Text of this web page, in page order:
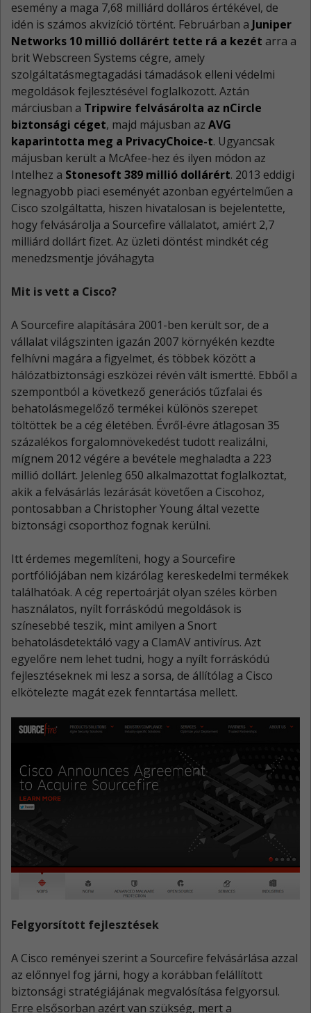
esemény a maga 7,68 milliárd dolláros értékével, de
idén is számos akvizíció történt. Februárban a Juniper
Networks 10 millió dollárért tette rá a kezét arra a
brit Webscreen Systems cégre, amely
szolgáltatásmegtagadási támadások elleni védelmi
megoldások fejlesztésével foglalkozott. Aztán
márciusban a Tripwire felvásárolta az nCircle
biztonsági céget, majd májusban az AVG
kaparintotta meg a PrivacyChoice-t. Ugyancsak
májusban került a McAfee-hez és ilyen módon az
Intelhez a Stonesoft 389 millió dollárért. 2013 eddigi
legnagyobb piaci eseményét azonban egyértelműen a
Cisco szolgáltatta, hiszen hivatalosan is bejelentette,
hogy felvásárolja a Sourcefire vállalatot, amiért 2,7
milliárd dollárt fizet. Az üzleti döntést mindkét cég
menedzsmentje jóváhagyta
Mit is vett a Cisco?
A Sourcefire alapítására 2001-ben került sor, de a
vállalat világszinten igazán 2007 környékén kezdte
felhívni magára a figyelmet, és többek között a
hálózatbiztonsági eszközei révén vált ismertté. Ebből a
szempontból a következő generációs tűzfalai és
behatolásmegelőző termékei különös szerepet
töltöttek be a cég életében. Évről-évre átlagosan 35
százalékos forgalomnövekedést tudott realizálni,
mígnem 2012 végére a bevétele meghaladta a 223
millió dollárt. Jelenleg 650 alkalmazottat foglalkoztat,
akik a felvásárlás lezárását követően a Ciscohoz,
pontosabban a Christopher Young által vezette
biztonsági csoporthoz fognak kerülni.
Itt érdemes megemlíteni, hogy a Sourcefire
portfóliójában nem kizárólag kereskedelmi termékek
találhatóak. A cég repertoárját olyan széles körben
használatos, nyílt forráskódú megoldások is
színesebbé teszik, mint amilyen a Snort
behatolásdetektáló vagy a ClamAV antivírus. Azt
egyelőre nem lehet tudni, hogy a nyílt forráskódú
fejlesztéseknek mi lesz a sorsa, de állítólag a Cisco
elkötelezte magát ezek fenntartása mellett.
Felgyorsított fejlesztések
A Cisco reményei szerint a Sourcefire felvásárlása azzal
az előnnyel fog járni, hogy a korábban felállított
biztonsági stratégiájának megvalósítása felgyorsul.
Erre elsősorban azért van szükség, mert a